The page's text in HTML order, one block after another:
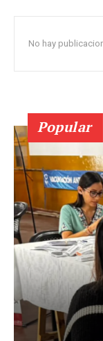
No hay
Popular